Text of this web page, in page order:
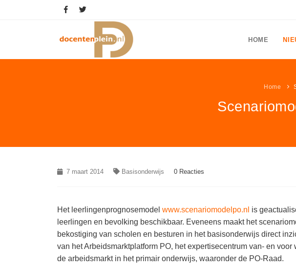
HOME
Home
7 maart 2014 Basisonderwijs 0 Reacties
Het leerlingenprognosemodel www.scenariomodelpo.nl is
leerlingen en bevolking beschikbaar. Eveneens maakt het
bekostiging van scholen en besturen in het basisonderwijs direct
van het Arbeidsmarktplatform PO, het expertisecentrum van- en
de arbeidsmarkt in het primair onderwijs, waaronder de PO-Raad.